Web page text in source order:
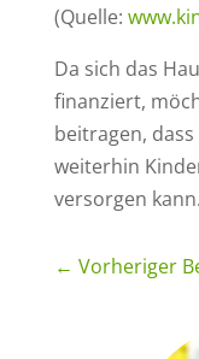
(Quelle:
Da sich das
finanziert,
beitragen,
weiterhin
versorgen
← Vorheriger